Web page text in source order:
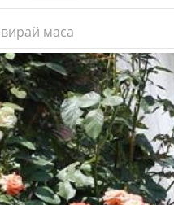
СОФИЯ
Банско
маса